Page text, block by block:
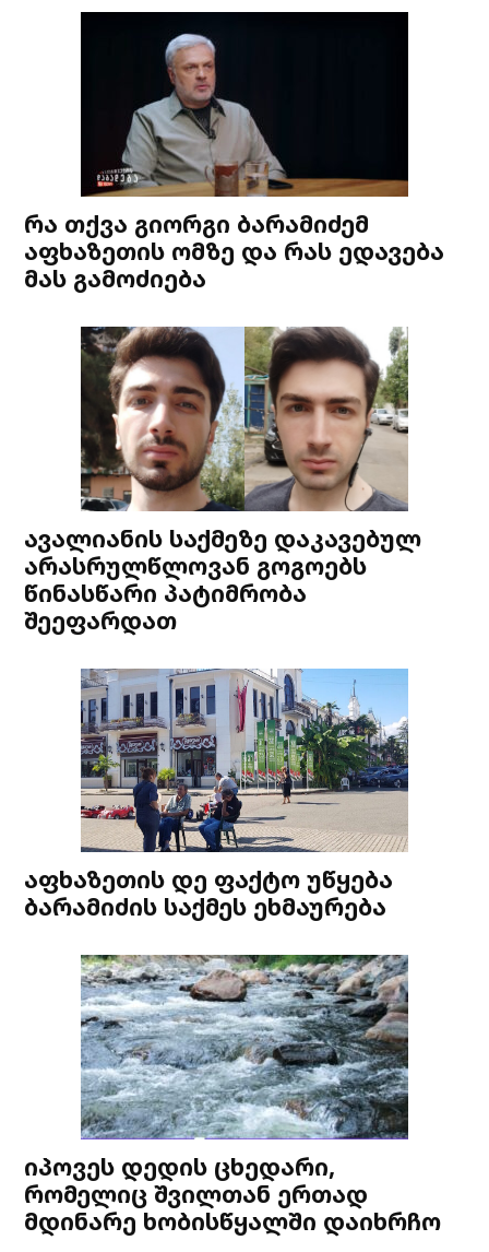
რა თქვა გიორგი ბარამიძემ
აფხაზეთის ომზე და რას ედავება
მას გამოძიება
ავალიანის საქმეზე დაკავებულ
არასრულწლოვან გოგოებს
წინასწარი პატიმრობა
შეეფარდათ
აფხაზეთის დე ფაქტო უწყება
ბარამიძის საქმეს ეხმაურება
იპოვეს დედის ცხედარი,
რომელიც შვილთან ერთად
მდინარე ხობისწყალში დაიხრჩო